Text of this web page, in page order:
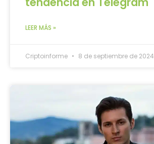
LEER MÁS »
Criptoinforme 8 de septiembre de 2024